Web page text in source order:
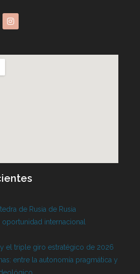
de Rusia de Rusia
internacional
el triple giro estratégico de 2026
entre la autonomía pragmática y